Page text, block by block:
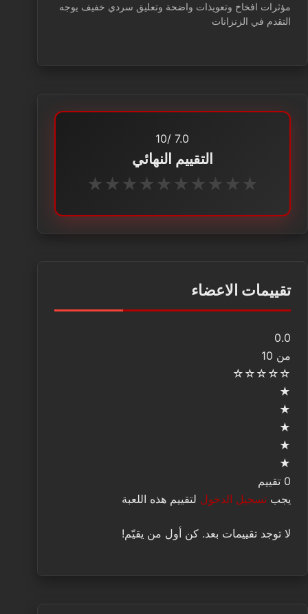
مؤثرات افخاخ وتعويذات واضحة وتعليق سردي خفيف يوجه
التقدم في الزنزانات
7.0
/10
التقييم النهائي
★
★
★
★
★
★
★
★
★
★
تقييمات الاعضاء
0.0
من 10
☆
☆
☆
☆
☆
★
★
★
★
★
0 تقييم
يجب تسجيل الدخول لتقييم هذه اللعبة
لا توجد تقييمات بعد. كن أول من يقيّم!